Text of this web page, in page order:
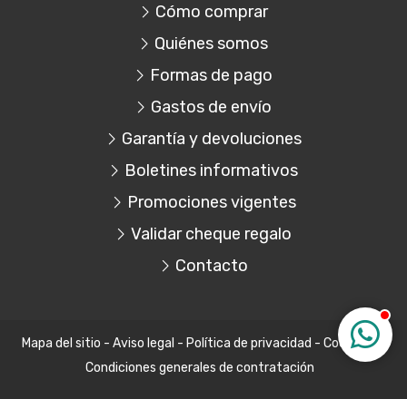
Cómo comprar
Quiénes somos
Formas de pago
Gastos de envío
Garantía y devoluciones
Boletines informativos
Promociones vigentes
Validar cheque regalo
Contacto
Mapa del sitio - Aviso legal - Política de privacidad - Cookies-
Condiciones generales de contratación